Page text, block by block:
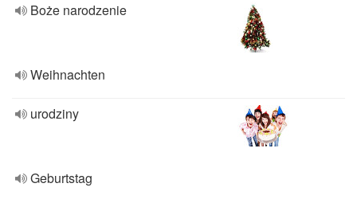
Boże narodzenie
Weihnachten
urodziny
Geburtstag